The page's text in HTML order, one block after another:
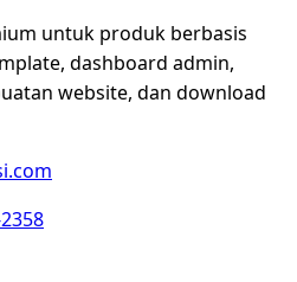
untuk produk berbasis
dashboard admin,
website, dan download